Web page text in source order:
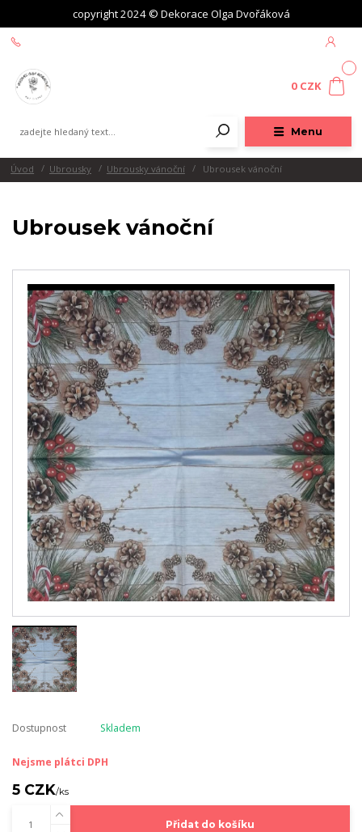
copyright 2024 © Dekorace Olga Dvořáková
Menu
0 CZK
Úvod Ubrousky Ubrousky vánoční Ubrousek vánoční
Ubrousek vánoční
Dostupnost Skladem
Nejsme plátci DPH
5 CZK/ks
Přidat do košíku